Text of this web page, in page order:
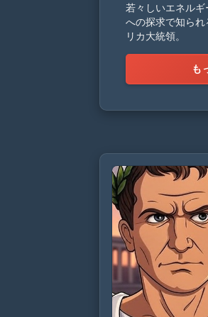
若々しいエネル
への探求で知ら
リカ大統領。
も